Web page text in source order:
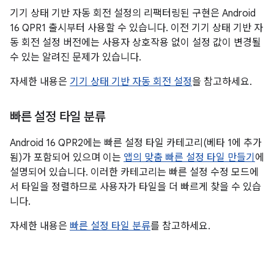
기기 상태 기반 자동 회전 설정의 리팩터링된 구현은 Android
16 QPR1 출시부터 사용할 수 있습니다. 이전 기기 상태 기반 자
동 회전 설정 버전에는 사용자 상호작용 없이 설정 값이 변경될
수 있는 알려진 문제가 있습니다.
자세한 내용은 기기 상태 기반 자동 회전 설정을 참고하세요.
빠른 설정 타일 분류
Android 16 QPR2에는 빠른 설정 타일 카테고리(베타 1에 추가
됨)가 포함되어 있으며 이는 앱의 맞춤 빠른 설정 타일 만들기 에
설명되어 있습니다. 이러한 카테고리는 빠른 설정 수정 모드에
서 타일을 정렬하므로 사용자가 타일을 더 빠르게 찾을 수 있습
니다.
자세한 내용은 빠른 설정 타일 분류를 참고하세요.